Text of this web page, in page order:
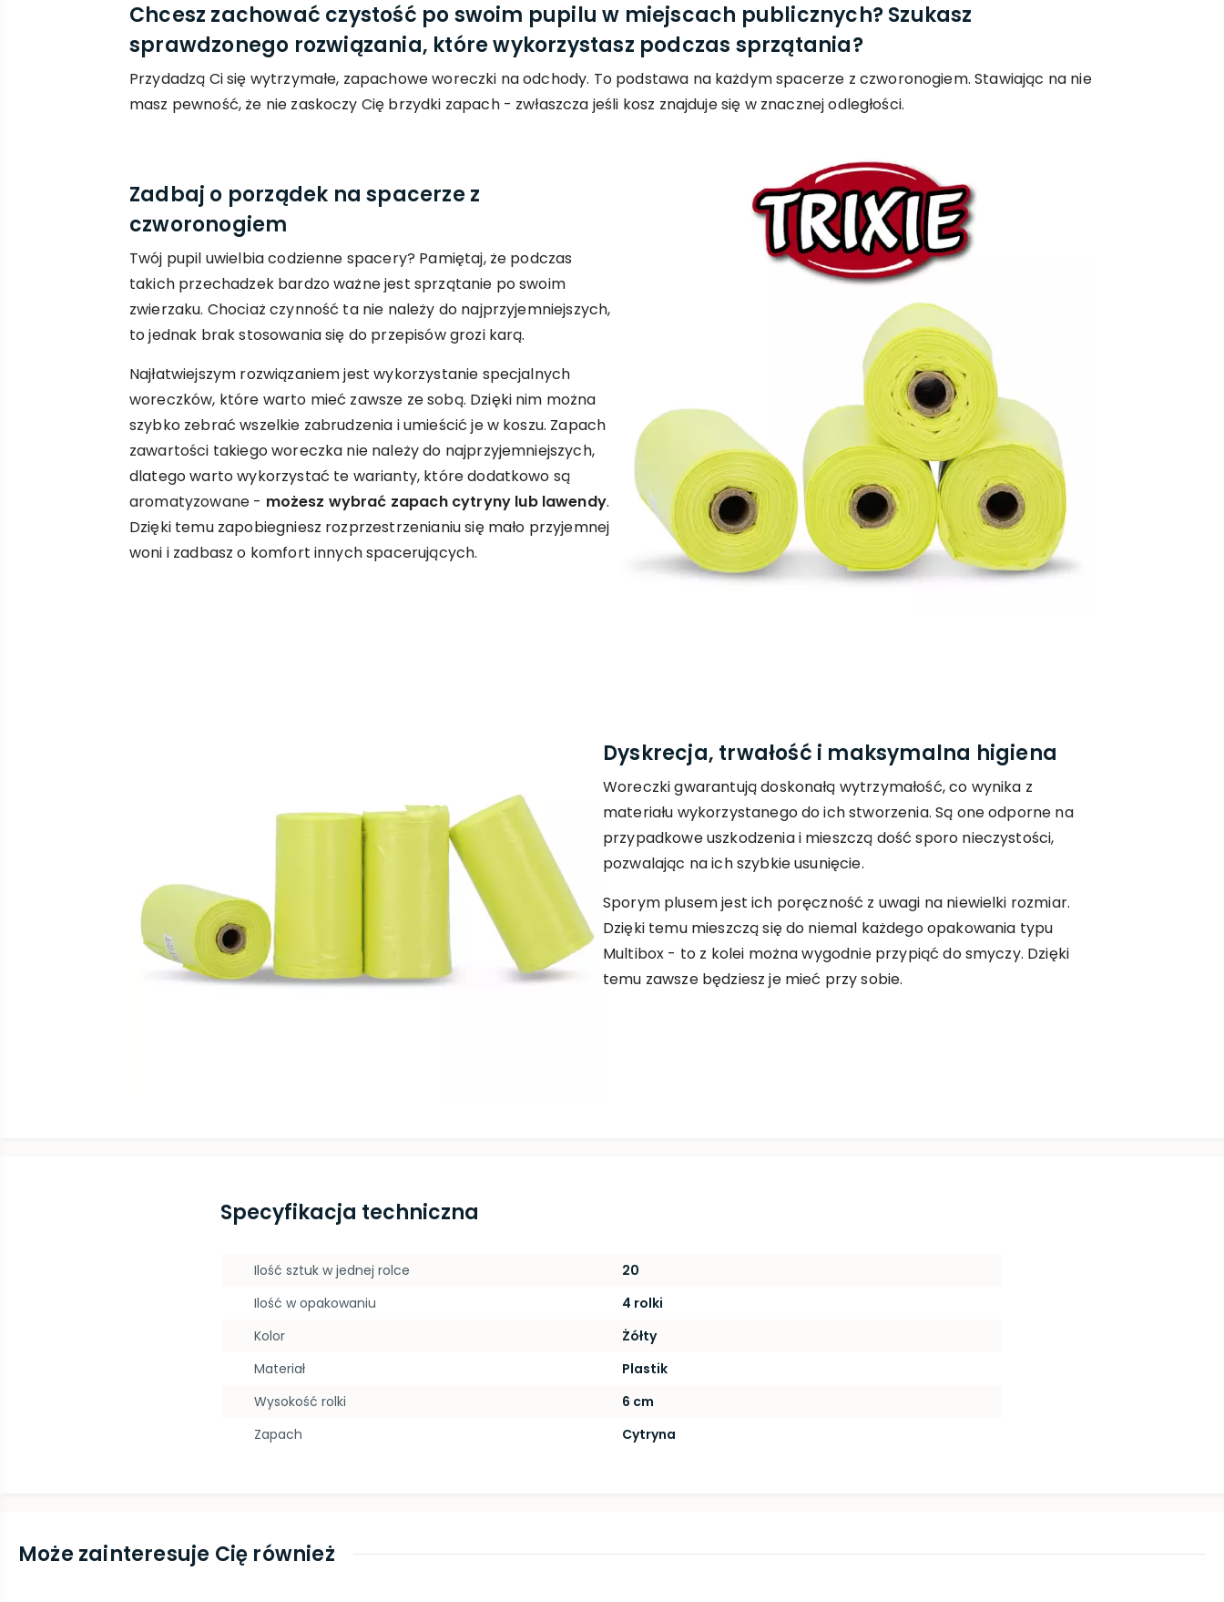
Chcesz zachować czystość po swoim pupilu w miejscach publicznych? Szukasz
sprawdzonego rozwiązania, które wykorzystasz podczas sprzątania?
Przydadzą Ci się wytrzymałe, zapachowe woreczki na odchody. To podstawa na każdym spacerze z czworonogiem. Stawiając na nie
masz pewność, że nie zaskoczy Cię brzydki zapach - zwłaszcza jeśli kosz znajduje się w znacznej odległości.
Zadbaj o porządek na spacerze z
czworonogiem
Twój pupil uwielbia codzienne spacery? Pamiętaj, że podczas
takich przechadzek bardzo ważne jest sprzątanie po swoim
zwierzaku. Chociaż czynność ta nie należy do najprzyjemniejszych,
to jednak brak stosowania się do przepisów grozi karą.
Najłatwiejszym rozwiązaniem jest wykorzystanie specjalnych
woreczków, które warto mieć zawsze ze sobą. Dzięki nim można
szybko zebrać wszelkie zabrudzenia i umieścić je w koszu. Zapach
zawartości takiego woreczka nie należy do najprzyjemniejszych,
dlatego warto wykorzystać te warianty, które dodatkowo są
aromatyzowane - możesz wybrać zapach cytryny lub lawendy.
Dzięki temu zapobiegniesz rozprzestrzenianiu się mało przyjemnej
woni i zadbasz o komfort innych spacerujących.
Dyskrecja, trwałość i maksymalna higiena
Woreczki gwarantują doskonałą wytrzymałość, co wynika z
materiału wykorzystanego do ich stworzenia. Są one odporne na
przypadkowe uszkodzenia i mieszczą dość sporo nieczystości,
pozwalając na ich szybkie usunięcie.
Sporym plusem jest ich poręczność z uwagi na niewielki rozmiar.
Dzięki temu mieszczą się do niemal każdego opakowania typu
Multibox - to z kolei można wygodnie przypiąć do smyczy. Dzięki
temu zawsze będziesz je mieć przy sobie.
Specyfikacja techniczna
Ilość sztuk w jednej rolce
20
Ilość w opakowaniu
4 rolki
Kolor
Żółty
Materiał
Plastik
Wysokość rolki
6 cm
Zapach
Cytryna
Może zainteresuje Cię również